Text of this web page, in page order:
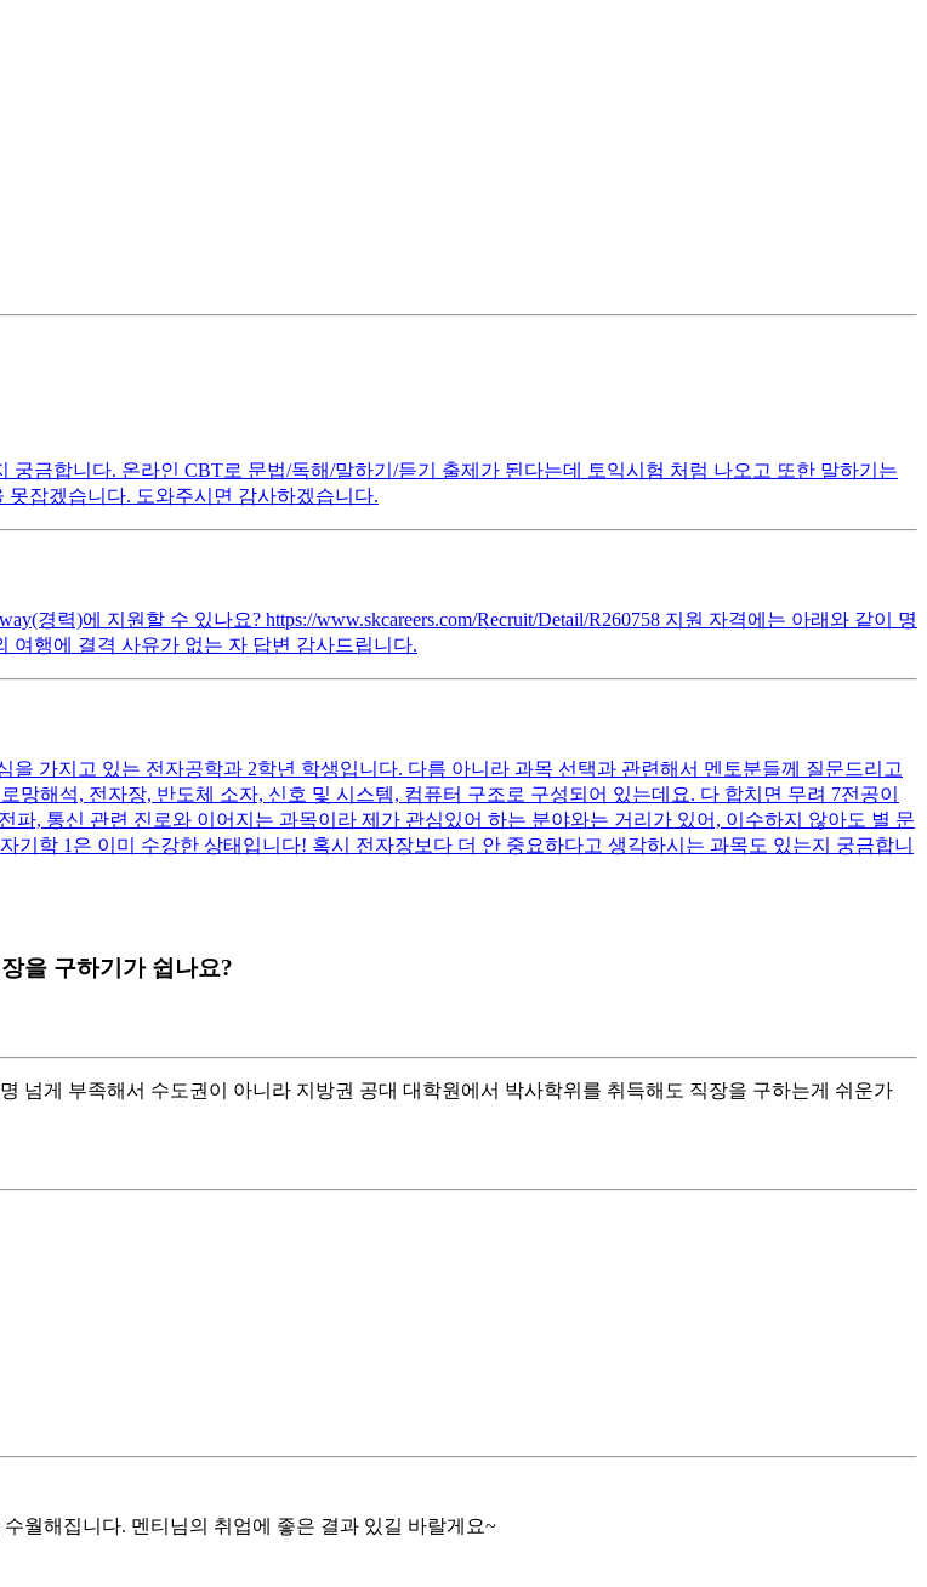
금합니다. 온라인 CBT로 문법/독해/말하기/듣기 출제가 된다는데 토익시험 처럼 나오고 또한 말하기는
잡겠습니다. 도와주시면 감사하겠습니다.
경력)에 지원할 수 있나요? https://www.skcareers.com/Recruit/Detail/R260758 지원 자격에는 아래와 같이 명
여행에 결격 사유가 없는 자 답변 감사드립니다.
가지고 있는 전자공학과 2학년 학생입니다. 다름 아니라 과목 선택과 관련해서 멘토분들께 질문드리고
해석, 전자장, 반도체 소자, 신호 및 시스템, 컴퓨터 구조로 구성되어 있는데요. 다 합치면 무려 7전공이
, 통신 관련 진로와 이어지는 과목이라 제가 관심있어 하는 분야와는 거리가 있어, 이수하지 않아도 별 문
학 1은 이미 수강한 상태입니다! 혹시 전자장보다 더 안 중요하다고 생각하시는 과목도 있는지 궁금합니
을 구하기가 쉽나요?
넘게 부족해서 수도권이 아니라 지방권 공대 대학원에서 박사학위를 취득해도 직장을 구하는게 쉬운가
월해집니다. 멘티님의 취업에 좋은 결과 있길 바랄게요~